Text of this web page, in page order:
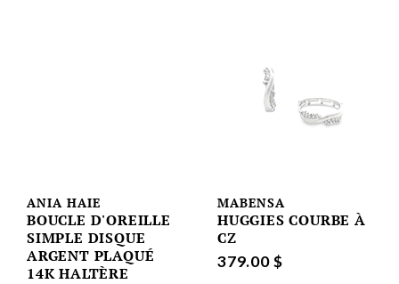
ANIA HAIE
BOUCLE D'OREILLE
SIMPLE DISQUE
ARGENT PLAQUÉ
14K HALTÈRE
MABENSA
HUGGIES COURBE À
CZ
379.00 $